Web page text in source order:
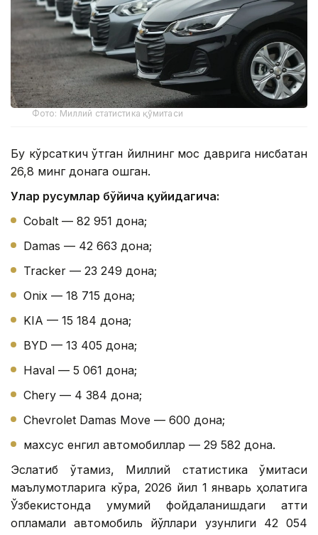
Фото: Миллий статистика қўмитаси
Бу кўрсаткич ўтган йилнинг мос даврига нисбатан
26,8 минг донага ошган.
Улар русумлар бўйича қуйидагича:
Cobalt — 82 951 дона;
Damas — 42 663 дона;
Tracker — 23 249 дона;
Onix — 18 715 дона;
KIA — 15 184 дона;
BYD — 13 405 дона;
Haval — 5 061 дона;
Chery — 4 384 дона;
Chevrolet Damas Move — 600 дона;
махсус енгил автомобиллар — 29 582 дона.
Эслатиб ўтамиз, Миллий статистика қўмитаси
маълумотларига кўра, 2026 йил 1 январь ҳолатига
Ўзбекистонда умумий фойдаланишдаги қаттиқ
қопламали автомобиль йўллари узунлиги 42 054